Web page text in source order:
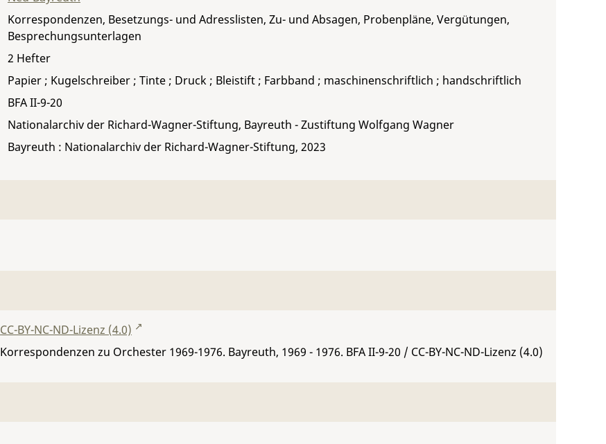
2 Hefter
Papier ; Kugelschreiber ; Tinte ; Druck ; Bleistift ; Farbband ; maschinenschriftlich ; handschriftlich
Korrespondenzen, Besetzungs- und Adresslisten, Zu- und Absagen, Probenpläne, Vergütungen,
Besprechungsunterlagen
BFA II-9-20
Nationalarchiv der Richard-Wagner-Stiftung, Bayreuth - Zustiftung Wolfgang Wagner
Bayreuth : Nationalarchiv der Richard-Wagner-Stiftung, 2023
CC-BY-NC-ND-Lizenz (4.0)
Korrespondenzen zu Orchester 1969-1976. Bayreuth, 1969 - 1976. BFA II-9-20 / CC-BY-NC-ND-Lizenz (4.0)